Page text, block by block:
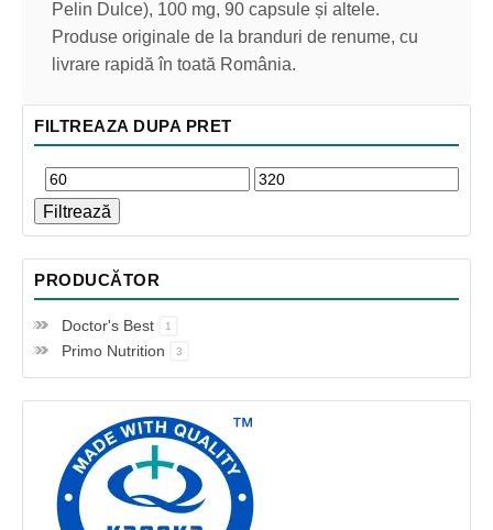
FILTREAZA DUPA PRET
Filtrează
PRODUCĂTOR
Doctor's Best 1
Primo Nutrition 3
Pelin Dulce), 100 mg, 90 capsule și altele.
Produse originale de la branduri de renume, cu
livrare rapidă în toată România.